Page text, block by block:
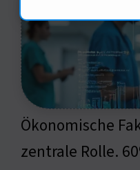
Ökonomische
zentrale Rolle.